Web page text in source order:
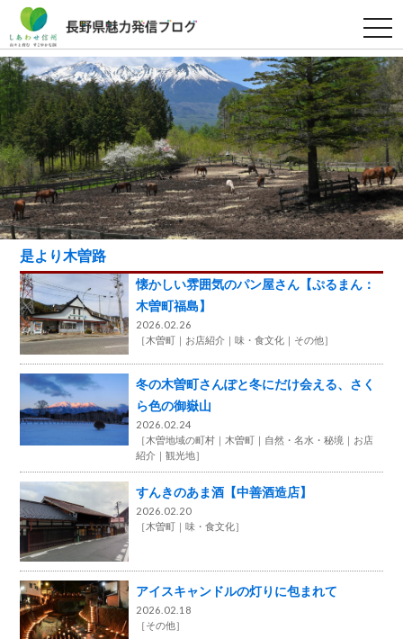
t
o
g
g
l
e
n
a
v
i
g
a
t
i
o
n
是より木曽路
懐かしい雰囲気のパン屋さん【ぷるまん：
木曽町福島】
2026.02.26
［木曽町 お店紹介 味・食文化 その他］
冬の木曽町さんぽと冬にだけ会える、さく
ら色の御嶽山
2026.02.24
［木曽地域の町村 木曽町 自然・名水・秘境
お店
紹介
観光地］
すんきのあま酒【中善酒造店】
2026.02.20
［木曽町 味・食文化］
アイスキャンドルの灯りに包まれて
2026.02.18
［その他］